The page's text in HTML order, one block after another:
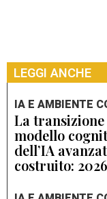
LEGGI ANCHE
IA E AMBIENTE
La
modello
dell’IA
costruito: